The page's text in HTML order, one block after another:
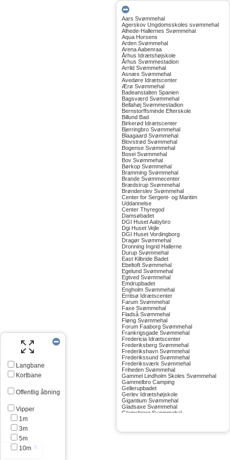
Langbane
Kortbane
Offentlig åbning
Vipper
1m
3m
5m
10m
Aars Svømmehal
Agerskov Ungdomsskoles svømmehal
Alhede-Hallernes Svømmehal
Aqua Horsens
Arden Svømmehal
Arena Aabenraa
Århus Idrætshøjskole
Århus Svømmestadion
Arrild Svømmehal
Asnæs Svømmehal
Avedøre Idrætscenter
Ærø Svømmehal
Badeanstalten Spanien
Bagsværd Svømmehal
Bellahøj Svømmestadion
Bernstorffsminde Efterskole
Billund Bad
Birkerød Idrætscenter
Bjerringbro Svømmehal
Blaagaard Svømmehal
Blovstrød Svømmehal
Bogense Svømmehal
Bosei Svømmehal
Bov Svømmehal
Børkop Svømmehal
Bramming Svømmehal
Brande Svømmecenter
Brædstrup Svømmehal
Brønderslev Svømmehal
Center for Sergent- og Maritim
Uddannelse
Center Thyregod
Damsøbadet
DGI Huset Aabybro
Dgi Huset Vejle
DGI Huset Vordingborg
Dragør Svømmehal
Dronning Ingrid Hallerne
Durup Svømmehal
East Kilbride Badet
Ebeltoft Svømmehal
Egelund Svømmehal
Egtved Svømmehal
Emdrupbadet
Engholm Svømmehal
Erritsø Idrætscenter
Farum Svømmehal
Faxe Svømmehal
Fladså Svømmehal
Fløng Svømmehal
Forum Faaborg Svømmehal
Frankrigsgade Svømmehal
Fredericia Idrætscenter
Frederiksberg Svømmehal
Frederikshavn Svømmehal
Frederikssund Svømmehal
Frederiksværk Svømmehal
Friheden Svømmehal
Gammel Lindholm Skoles Svømmehal
Gammelbro Camping
Gellerupbadet
Gerlev Idrætshøjskole
Gigantium Svømmehal
Gladsaxe Svømmehal
Glamsbjerg Svømmehal
Greve Svømmehal